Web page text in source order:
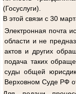
(Госуслуги).
В этой связи с 30
Электронная почта
области и не
актов и других
подача таких
суды общей
Верховном Суде РФ